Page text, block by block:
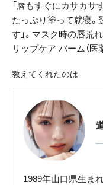
「唇もすぐにカサカサ
たっぷり塗って就寝
す」。マスク時の唇荒
リップケア バーム（
教えてくれたのは
1989年山口県生ま